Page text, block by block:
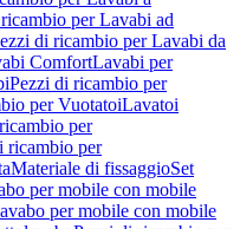
per Lavabi ad
di ricambio per Lavabi da
ComfortLavabi per
Pezzi di ricambio per
per VuotatoiLavatoi
per
ricambio per
Materiale di fissaggioSet
per mobile con mobile
per mobile con mobile